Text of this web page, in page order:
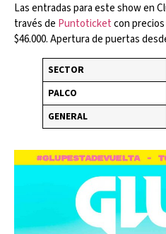
Las entradas para este show en
través de Puntoticketcon precios
$46.000. Apertura de puertas
SECTOR
PALCO
GENERAL